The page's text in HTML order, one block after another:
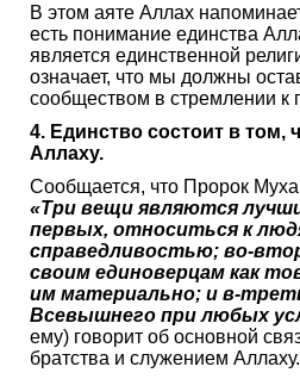
В этом аяте Аллах
есть понимание единства
является единственной
означает, что мы должны
сообществом в стремлении к
4. Единство состоит в том,
Аллаху.
Сообщается, что Пророк
«Три вещи являются
первых, относиться к
справедливостью; во-
своим единоверцам как
им материально; и в-
Всевышнего при любых
ему) говорит об основной
братства и служением Аллаху.